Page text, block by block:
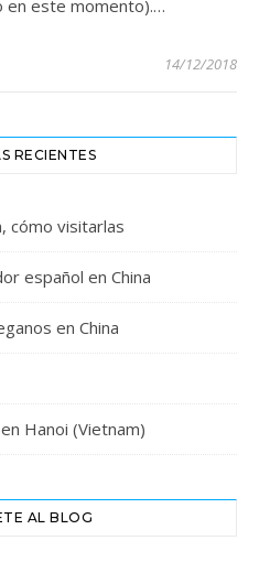
en este momento).…
14/12/2018
RECIENTES
cómo visitarlas
español en China
en China
Hanoi (Vietnam)
AL BLOG